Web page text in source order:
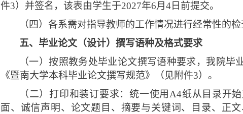
件3）并签名，该表由学生于2027年6月4日前提交。
（四）各系需对指导教师的工作情况进行经常性的
五、毕业论文（设计）撰写语种及格式要求
（一）按照教务处毕业论文撰写语种要求，我院
《暨南大学本科毕业论文撰写规范》（见附件3）。
（二）打印和装订要求：统一使用A4纸从目录开
面、诚信声明、论文题目、摘要与关键词、目录、正